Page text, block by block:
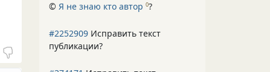
© Я не знаю кто автор 0?
#2252909 Исправить текст
публикации?